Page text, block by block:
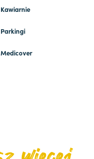
Kawiarnie
Parkingi
Medicover